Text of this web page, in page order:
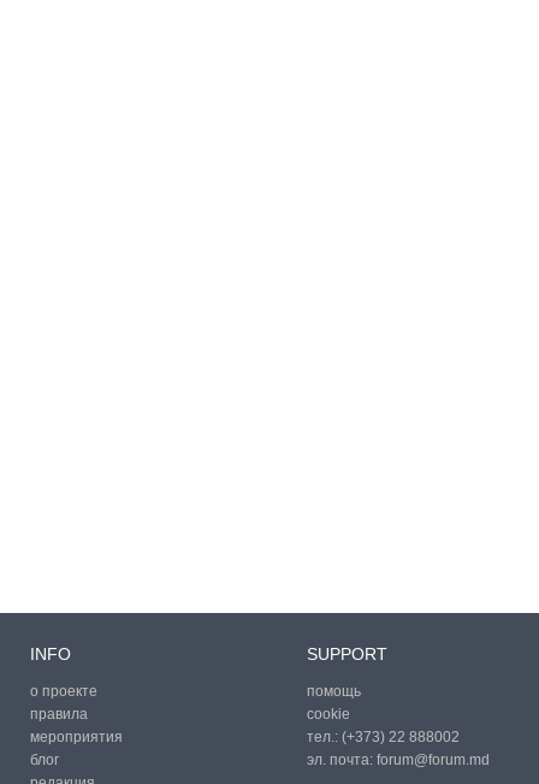
INFO
о проекте
правила
мероприятия
блог
SUPPORT
помощь
cookie
тел.: (+373) 22 888002
эл. почта: forum@forum.md